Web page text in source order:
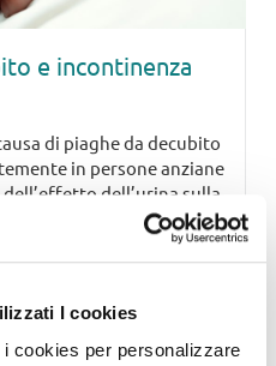
I cookies
cookies per personalizzare
e incontinenza
di piaghe da decubito
in persone anziane
dell’urina sulla
per il 95% di acqua e per il
organiche, principalmente
compreso tra 5,4-5,9, cioè
a leggere